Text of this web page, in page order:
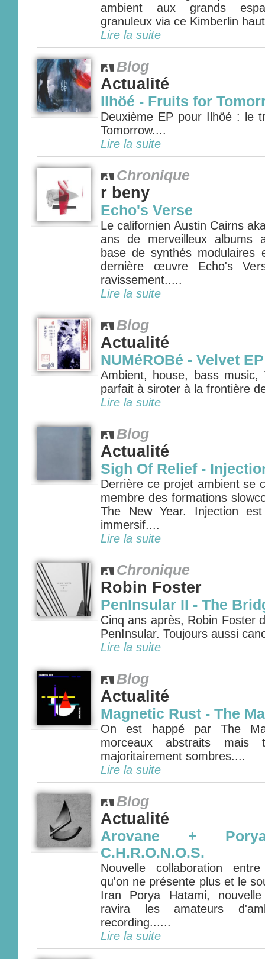
ambient aux grands
granuleux via ce Kimberlin
Lire la suite
Blog
Actualité
Ilhöé - Fruits for
Deuxième EP pour Ilhöé : le
Tomorrow....
Lire la suite
Chronique
r beny
Echo's Verse
Le californien Austin Cairns
ans de merveilleux albums
base de synthés
dernière œuvre Echo's
ravissement.....
Lire la suite
Blog
Actualité
NUMéROBé - Velvet EP
Ambient, house, bass
parfait à siroter à la frontière
Lire la suite
Blog
Actualité
Sigh Of Relief -
Derrière ce projet ambient se
membre des formations
The New Year. Injection
immersif....
Lire la suite
Chronique
Robin Foster
PenInsular II - The
Cinq ans après, Robin Foster
PenInsular. Toujours aussi
Lire la suite
Blog
Actualité
Magnetic Rust - The
On est happé par The
morceaux abstraits mais
majoritairement sombres....
Lire la suite
Blog
Actualité
Arovane +
C.H.R.O.N.O.S.
Nouvelle collaboration
qu'on ne présente plus et le
Iran Porya Hatami,
ravira les amateurs
recording......
Lire la suite